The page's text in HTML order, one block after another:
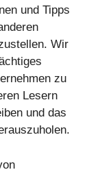
und Tipps
Wir
zu
Lesern
und das